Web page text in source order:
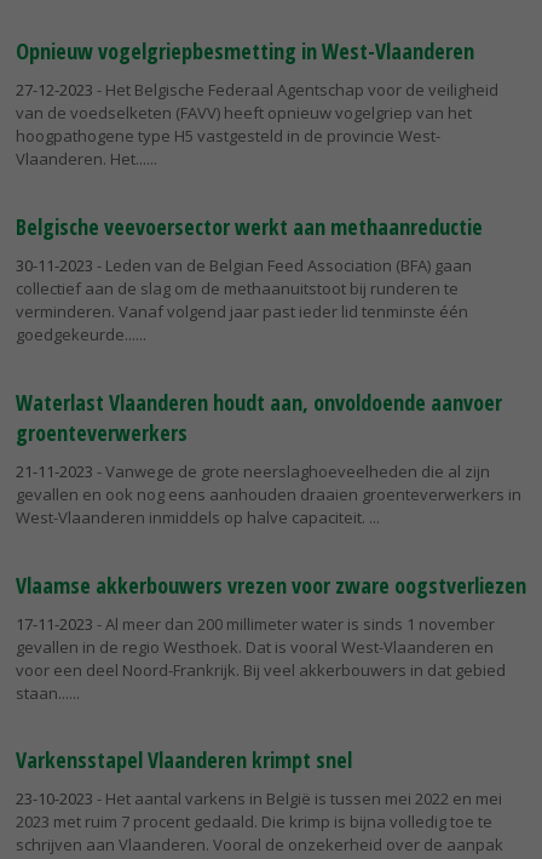
Opnieuw vogelgriepbesmetting in West-Vlaanderen
27-12-2023 - Het Belgische Federaal Agentschap voor de veiligheid
van de voedselketen (FAVV) heeft opnieuw vogelgriep van het
hoogpathogene type H5 vastgesteld in de provincie West-
Vlaanderen. Het...
Belgische veevoersector werkt aan methaanreductie
30-11-2023 - Leden van de Belgian Feed Association (BFA) gaan
collectief aan de slag om de methaanuitstoot bij runderen te
verminderen. Vanaf volgend jaar past ieder lid tenminste één
goedgekeurde...
Waterlast Vlaanderen houdt aan, onvoldoende aanvoer
groenteverwerkers
21-11-2023 - Vanwege de grote neerslaghoeveelheden die al zijn
gevallen en ook nog eens aanhouden draaien groenteverwerkers in
West-Vlaanderen inmiddels op halve capaciteit.
Vlaamse akkerbouwers vrezen voor zware oogstverliezen
17-11-2023 - Al meer dan 200 millimeter water is sinds 1 november
gevallen in de regio Westhoek. Dat is vooral West-Vlaanderen en
voor een deel Noord-Frankrijk. Bij veel akkerbouwers in dat gebied
staan...
Varkensstapel Vlaanderen krimpt snel
23-10-2023 - Het aantal varkens in België is tussen mei 2022 en mei
2023 met ruim 7 procent gedaald. Die krimp is bijna volledig toe te
schrijven aan Vlaanderen. Vooral de onzekerheid over de aanpak